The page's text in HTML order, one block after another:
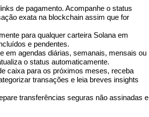
de pagamento. Acompanhe o status
exata na blockchain assim que for
para qualquer carteira Solana em
e pendentes.
em agendas diárias, semanais, mensais ou
o status automaticamente.
caixa para os próximos meses, receba
transações e leia breves insights
transferências seguras não assinadas e